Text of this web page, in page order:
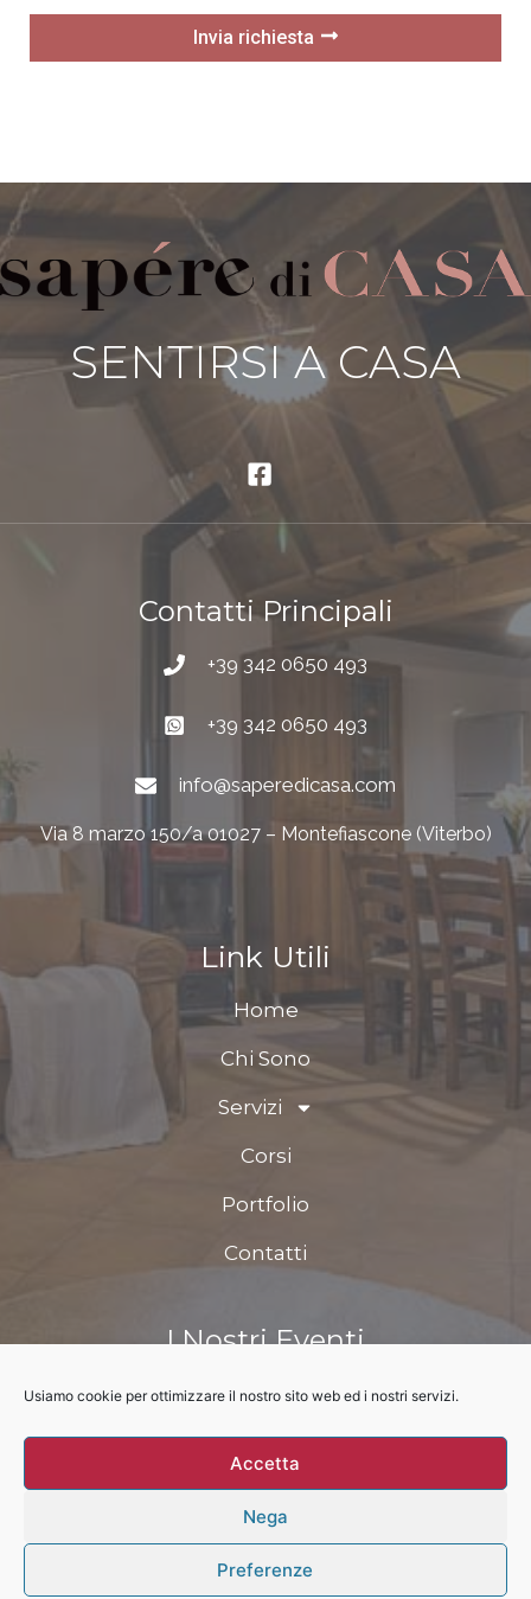
Usiamo cookie per ottimizzare il nostro sito web ed i nostri servizi.
Accetta
Nega
Preferenze
Invia richiesta
SENTIRSI A CASA
Contatti Principali
+39 342 0650 493
+39 342 0650 493
info@saperedicasa.com
Via 8 marzo 150/a 01027 – Montefiascone (Viterbo)
Link Utili
Home
Chi Sono
Servizi
Corsi
Portfolio
Contatti
I Nostri Eventi
Prossimo evento
Sapére di Casa – P.iva: 02248240562 –PrivacyPolicy –
Cookie policy